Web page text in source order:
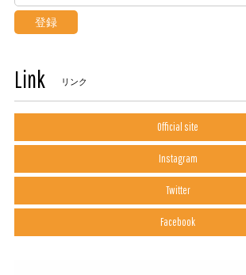
登録
Link リンク
Official site
Instagram
Twitter
Facebook